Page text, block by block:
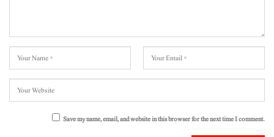
Save my name, email, and website in this browser for the next time I comment.